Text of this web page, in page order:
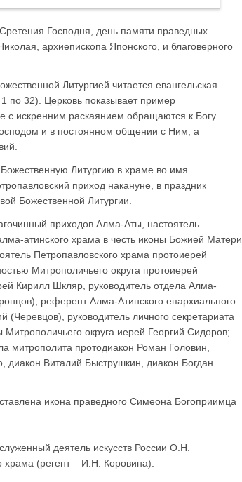
Господня, день памяти праведных
архиепископа Японского, и благоверного
Литургией читается евангельская
по 32). Церковь показывает пример
искренним раскаянием обращаются к Богу.
и в постоянном общении с Ним, а
Литургию в храме во имя
приход накануне, в праздник
Божественной Литургии.
приходов Алма-Аты, настоятель
атинского храма в честь иконы Божией Матери
Петропавловского храма протоиерей
Митрополичьего округа протоиерей
Кирилл Шкляр, руководитель отдела Алма-
референт Алма-Атинского епархиального
руководитель личного секретариата
округа иерей Георгий Сидоров;
митрополита протодиакон Роман Головин,
Виталий Быструшкин, диакон Богдан
икона праведного Симеона Богоприимца
деятель искусств России О.Н.
храма (регент – И.Н. Коровина).